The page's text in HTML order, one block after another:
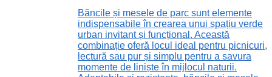
Băncile și mesele de parc sunt elemente
indispensabile în crearea unui spațiu verde
urban invitant și funcțional. Această
combinație oferă locul ideal pentru picnicuri,
lectură sau pur și simplu pentru a savura
momente de liniște în mijlocul naturii.